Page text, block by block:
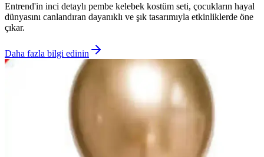
Entrend'in inci detaylı pembe kelebek kostüm seti, çocukların hayal
dünyasını canlandıran dayanıklı ve şık tasarımıyla etkinliklerde öne
çıkar.
Daha fazla bilgi edinin